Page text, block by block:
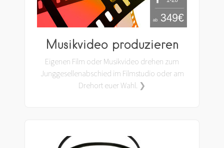
Musikvideo produzieren
Eigenen Film oder Musikvideo drehen zum
Junggesellenabschied im Filmstudio oder am
Drehort euer Wahl. ❯